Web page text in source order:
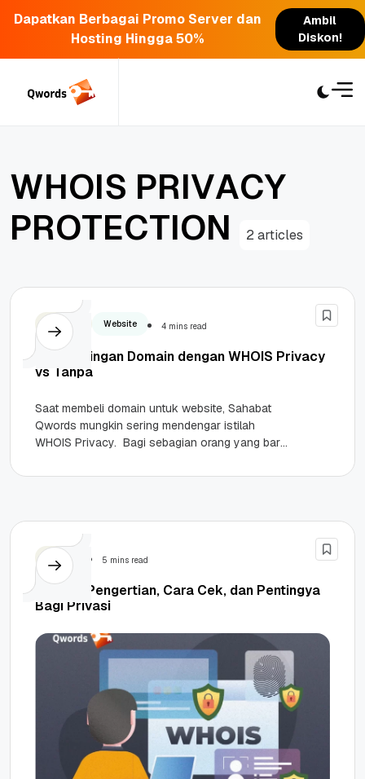
Dapatkan Berbagai Promo Server dan
Hosting Hingga 50%
Ambil
Diskon!
WHOIS PRIVACY
PROTECTION 2 articles
Security Website 4 mins read
Perbandingan Domain dengan WHOIS Privacy
vs Tanpa
Saat membeli domain untuk website, Sahabat
Qwords mungkin sering mendengar istilah
WHOIS Privacy. Bagi sebagian orang yang baru
ini...
Domain 5 mins read
WHOIS: Pengertian, Cara Cek, dan Pentingya
Bagi Privasi